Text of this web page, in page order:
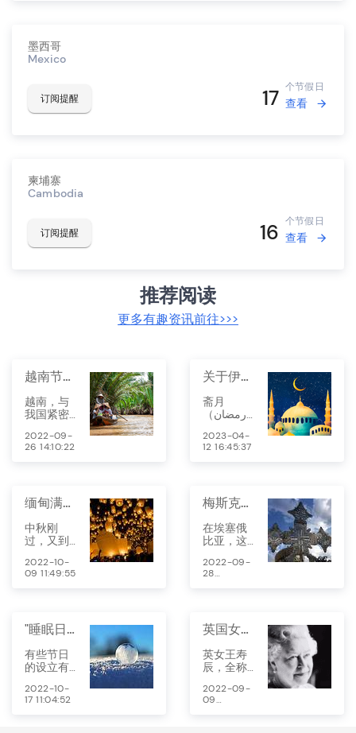
墨西哥
Mexico
订阅提醒 17 个节假日
查看
柬埔寨
Cambodia
订阅提醒 16 个节假日
查看
推荐阅读
更多有趣资讯前往>>>
越南节假日和中国一样吗
越南，与
我国紧密
很长的一
段时间
续了很多
化传承，
所以越南
都有中国
节日的影
2022-09-
26 14:10:22
关于伊斯兰斋月，您应该知道这些
斋月
（رمضان
Ramadan
），是伊
在这个月
林会进行
斋戒，以
虔诚、自
我约束和
2023-04-
12 16:45:37
缅甸满月节
中秋刚
过，又到
年一度的
传统节日
仅次于泼
统佳节，
通常在缅
圆之夜暨7
月15日举
2022-10-
09 11:49:55
梅斯克尔节来了！
在埃塞俄
比亚，这
家户户会
放火庆
“Demera”
庆祝新的
一年完美
2022-09-
28
"睡眠日""微笑日"这些冷门节日，知道几个？
有些节日
的设立有
意义，但
是我们却
2022-10-
17 11:04:52
英国女王走了，但这个节日你可以了解下
英女王寿
辰，全称
方寿辰
（Queen's
2022-09-
09